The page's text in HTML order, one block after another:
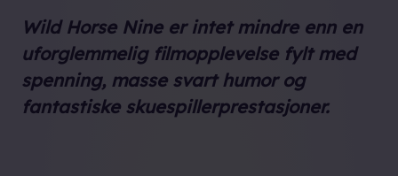
Wild Horse Nine er intet mindre enn en
uforglemmelig filmopplevelse fylt med
spenning, masse svart humor og
fantastiske skuespillerprestasjoner.